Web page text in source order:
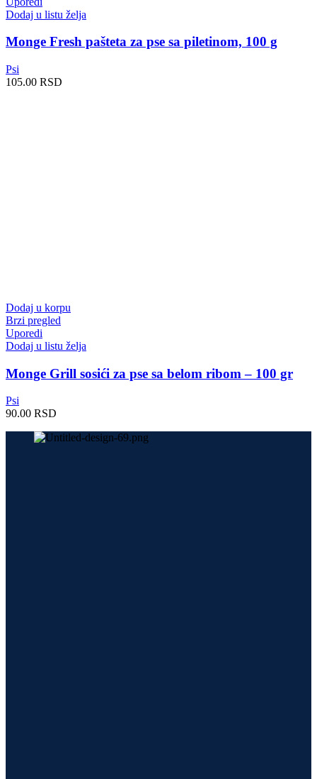
Dodaj u listu želja
Monge Fresh pašteta za pse sa piletinom, 100 g
Psi
105.00 RSD
Dodaj u korpu
Brzi pregled
Uporedi
Dodaj u listu želja
Monge Grill sosići za pse sa belom ribom – 100 gr
Psi
90.00 RSD